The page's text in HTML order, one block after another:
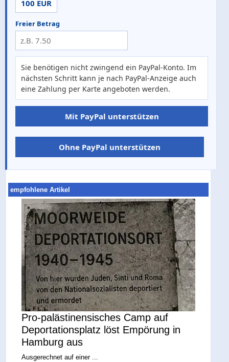
100 EUR
Freier Betrag
Sie benötigen nicht zwingend ein PayPal-Konto. Im
nächsten Schritt kann je nach PayPal-Anzeige auch
eine Zahlung per Karte angeboten werden.
Mit PayPal unterstützen
Ohne PayPal unterstützen
empfohlene Artikel
Pro-palästinensisches Camp auf
Deportationsplatz löst Empörung in
Hamburg aus
Ausgerechnet auf einer ...